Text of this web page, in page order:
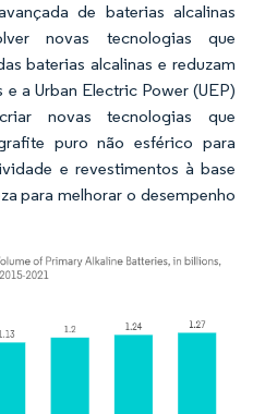
de baterias alcalinas
novas tecnologias que
baterias alcalinas e reduzam
a Urban Electric Power (UEP)
novas tecnologias que
puro não esférico para
e revestimentos à base
para melhorar o desempenho